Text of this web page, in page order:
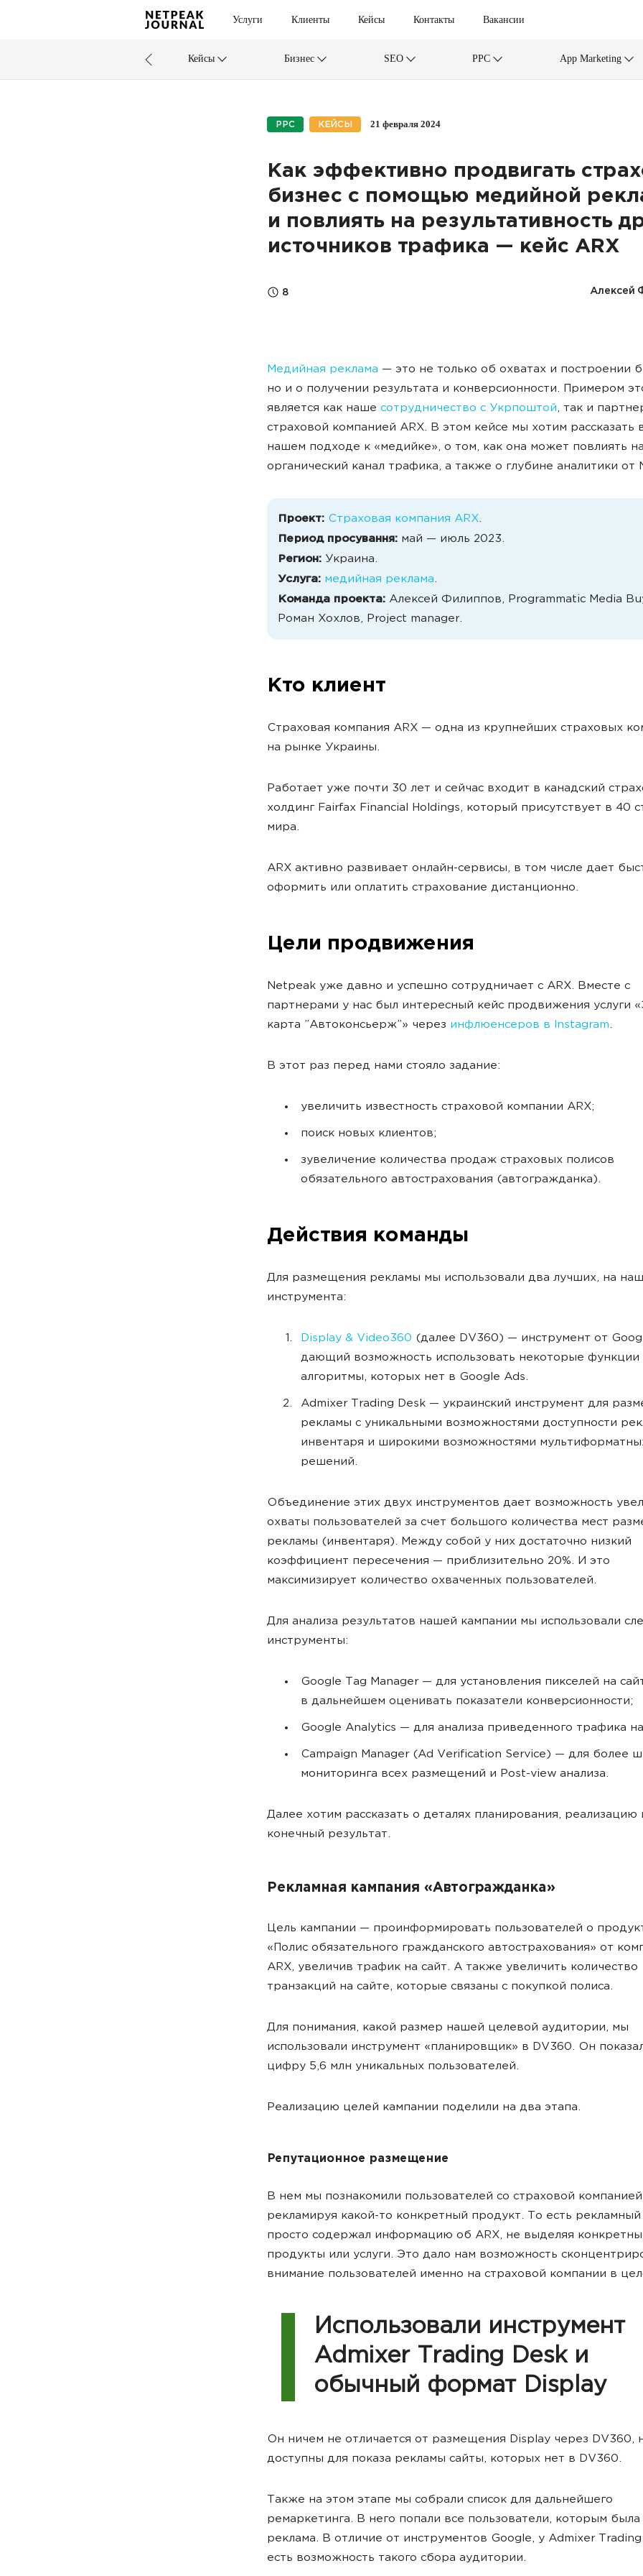
Услуги Клиенты Кейсы Контакты Вакансии
Кейсы Бизнес SEO PPC App Marketing
PPC КЕЙСЫ 21 февраля 2024
Как эффективно продвигать
бизнес с помощью медийной
и повлиять на результативность
источников трафика — кейс ARX
8 Алексей
Медийная реклама — это не только об охватах и построении
но и о получении результата и конверсионности. Примером
является как наше сотрудничество с Укрпоштой, так и
страховой компанией ARX. В этом кейсе мы хотим рассказать
нашем подходе к «медийке», о том, как она может повлиять на
органический канал трафика, а также о глубине аналитики от
Проект: Страховая компания ARX.
Период просування: май — июль 2023.
Регион: Украина.
Услуга: медийная реклама.
Команда проекта: Алексей Филиппов, Programmatic Media
Роман Хохлов, Project manager.
Кто клиент
Страховая компания ARX — одна из крупнейших страховых
на рынке Украины.
Работает уже почти 30 лет и сейчас входит в канадский
холдинг Fairfax Financial Holdings, который присутствует в 40
мира.
ARX активно развивает онлайн-сервисы, в том числе дает
оформить или оплатить страхование дистанционно.
Цели продвижения
Netpeak уже давно и успешно сотрудничает с ARX. Вместе с
партнерами у нас был интересный кейс продвижения услуги
карта ”Автоконсьерж”» через инфлюенсеров в Instagram.
В этот раз перед нами стояло задание:
увеличить известность страховой компании ARX;
поиск новых клиентов;
зувеличение количества продаж страховых полисов
обязательного автострахования (автогражданка).
Действия команды
Для размещения рекламы мы использовали два лучших, на наш
инструмента:
Display & Video360 (далее DV360) — инструмент от
дающий возможность использовать некоторые функции
алгоритмы, которых нет в Google Ads.
Admixer Trading Desk — украинский инструмент для
рекламы с уникальными возможностями доступности
инвентаря и широкими возможностями
решений.
Объединение этих двух инструментов дает возможность
охваты пользователей за счет большого количества мест
рекламы (инвентаря). Между собой у них достаточно низкий
коэффициент пересечения — приблизительно 20%. И это
максимизирует количество охваченных пользователей.
Для анализа результатов нашей кампании мы использовали
инструменты:
Google Tag Manager — для установления пикселей на
в дальнейшем оценивать показатели конверсионности;
Google Analytics — для анализа приведенного трафика на
Campaign Manager (Ad Verification Service) — для более
мониторинга всех размещений и Post-view анализа.
Далее хотим рассказать о деталях планирования, реализацию
конечный результат.
Рекламная кампания «Автогражданка»
Цель кампании — проинформировать пользователей о
«Полис обязательного гражданского автострахования» от
ARX, увеличив трафик на сайт. А также увеличить количество
транзакций на сайте, которые связаны с покупкой полиса.
Для понимания, какой размер нашей целевой аудитории, мы
использовали инструмент «планировщик» в DV360. Он
цифру 5,6 млн уникальных пользователей.
Реализацию целей кампании поделили на два этапа.
Репутационное размещение
В нем мы познакомили пользователей со страховой
рекламируя какой-то конкретный продукт. То есть
просто содержал информацию об ARX, не выделяя
продукты или услуги. Это дало нам возможность
внимание пользователей именно на страховой компании в
Использовали инструмент
Admixer Trading Desk и
обычный формат Display
Он ничем не отличается от размещения Display через DV360,
доступны для показа рекламы сайты, которых нет в DV360.
Также на этом этапе мы собрали список для дальнейшего
ремаркетинга. В него попали все пользователи, которым была
реклама. В отличие от инструментов Google, у Admixer
есть возможность такого сбора аудитории.